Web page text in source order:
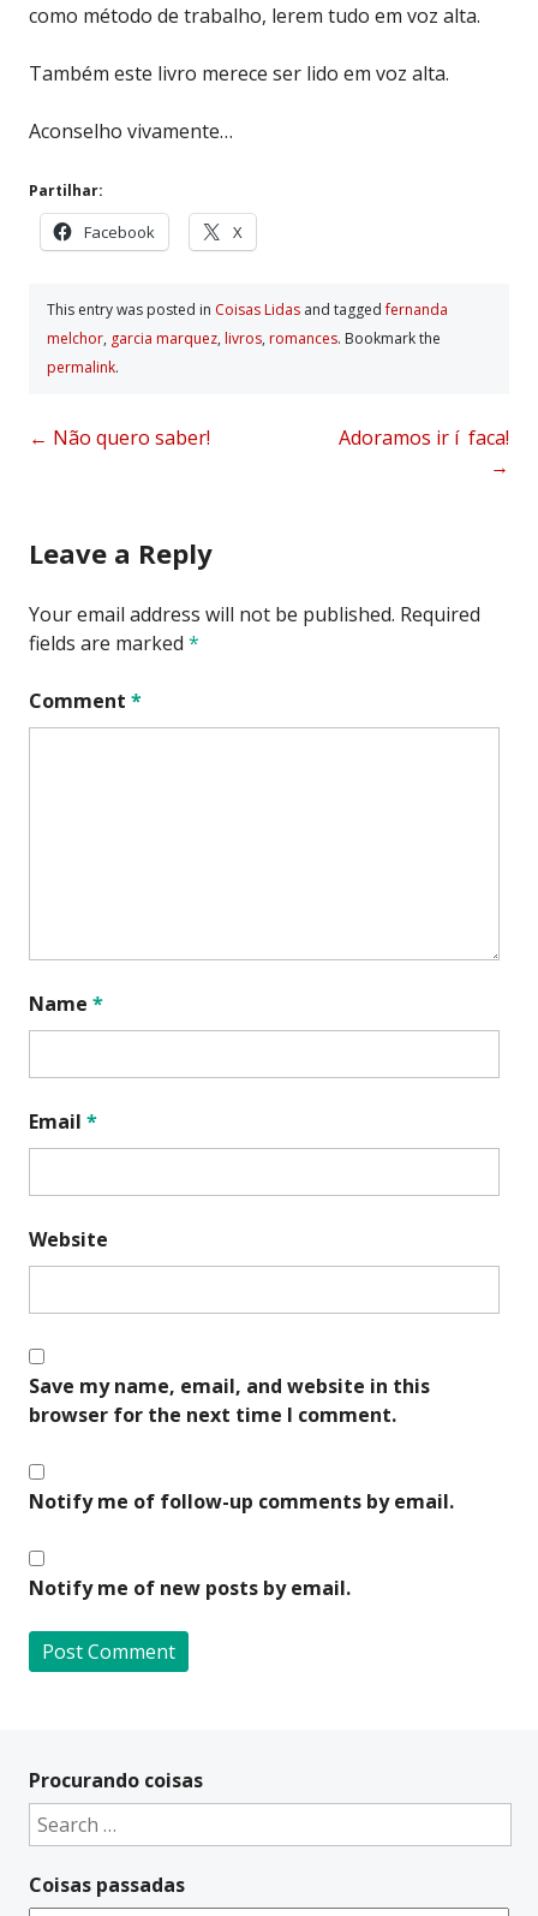
como método de trabalho, lerem tudo em voz alta.
Também este livro merece ser lido em voz alta.
Aconselho vivamente…
Partilhar:
Facebook X
This entry was posted in Coisas Lidas and taggedfernanda
melchor, garcia marquez, livros, romances. Bookmark the
permalink.
Post
← Não quero saber!
Adoramos ir í faca!
→
Leave a Reply
Your email address will not be published. Required
fields are marked *
Comment *
Name *
Email *
Website
Save my name, email, and website in this
browser for the next time I comment.
Notify me of follow-up comments by email.
Notify me of new posts by email.
t
e
a
Procurando coisas
Search
for:
Coisas passadas